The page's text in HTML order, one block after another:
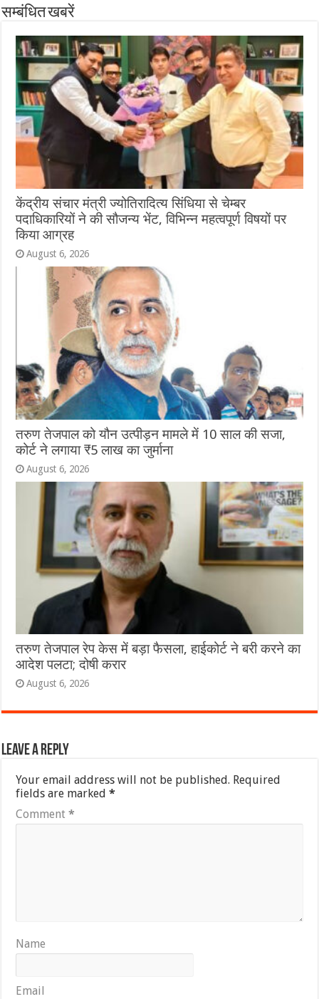
सम्बंधित खबरें
केंद्रीय संचार मंत्री ज्योतिरादित्य सिंधिया से चेम्बर
पदाधिकारियों ने की सौजन्य भेंट, विभिन्न महत्वपूर्ण विषयों पर
किया आग्रह
August 6, 2026
तरुण तेजपाल को यौन उत्पीड़न मामले में 10 साल की सजा,
कोर्ट ने लगाया ₹5 लाख का जुर्माना
August 6, 2026
तरुण तेजपाल रेप केस में बड़ा फैसला, हाईकोर्ट ने बरी करने का
आदेश पलटा; दोषी करार
August 6, 2026
Leave a Reply
Your email address will not be published. Required
fields are marked*
Comment*
Name
Email